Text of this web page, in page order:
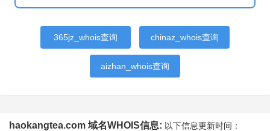
365jz_whois查询 chinaz_whois查询
aizhan_whois查询
haokangtea.com 域名WHOIS信息: 以下信息更新时间：